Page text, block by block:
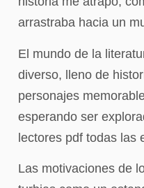
arrastraba hacia un
El mundo de la
diverso, lleno de
personajes
esperando ser
lectores pdf todas las
Las motivaciones de